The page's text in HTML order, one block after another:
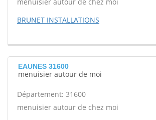
BRUNET INSTALLATIONS
EAUNES 31600
menuisier autour de moi
Département: 31600
menuisier autour de chez moi